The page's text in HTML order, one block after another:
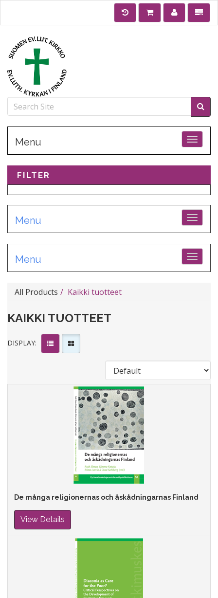
Menu
FILTER
Menu
Menu
All Products Kaikki tuotteet
KAIKKI TUOTTEET
DISPLAY:
De många religionernas och åskådningarnas Finland
View Details